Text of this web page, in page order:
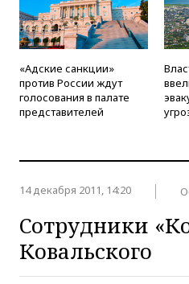
«Адские санкции»
против России ждут
голосования в палате
представителей
14 декабря 2011, 14:20
Сотрудники
Ковальского